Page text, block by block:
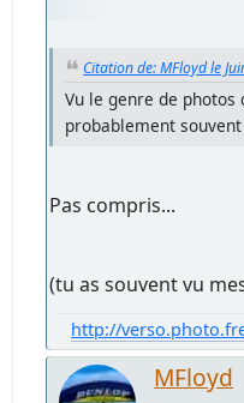
Citation de: MFloyd le
Vu le genre de
probablement
Pas compris...
(tu as souvent vu
http://
MFloyd